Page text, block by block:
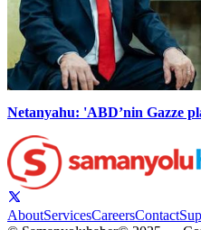
Netanyahu: 'ABD’nin Gazze
AboutServicesCareersContact